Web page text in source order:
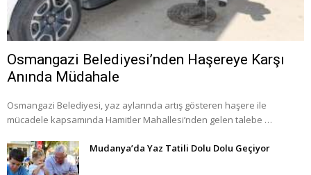
Osmangazi Belediyesi’nden Haşereye Karşı
Anında Müdahale
Osmangazi Belediyesi, yaz aylarında artış gösteren haşere ile
mücadele kapsamında Hamitler Mahallesi’nden gelen talebe …
Mudanya’da Yaz Tatili Dolu Dolu Geçiyor